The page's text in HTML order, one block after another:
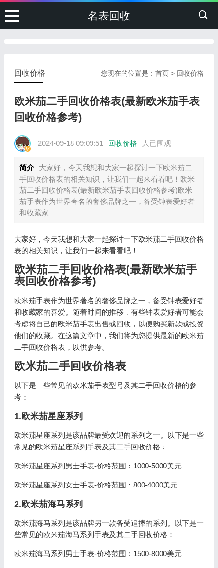
名表回收
您现在的位置是：首页 > 回收价格
回收价格
欧米茄二手回收价格表(最新欧米茄手表
回收价格参考)
2024-09-18 09:09:51 回收价格 人已围观
简介
大家好，今天我想和大家一起探讨一下欧米茄二
手回收价格表的相关知识，让我们一起来看看吧！欧米
茄二手回收价格表(最新欧米茄手表回收价格参考)欧米
茄手表作为世界著名的奢侈品牌之一，备受钟表爱好者
和收藏家
大家好，今天我想和大家一起探讨一下欧米茄二手回收价格
表的相关知识，让我们一起来看看吧！
欧米茄二手回收价格表(最新欧米茄手
表回收价格参考)
欧米茄手表作为世界著名的奢侈品牌之一，备受钟表爱好者
和收藏家的喜爱。随着时间的推移，有些钟表爱好者可能会
考虑将自己的欧米茄手表出售或回收，以便购买新款或投资
他们的收藏。在这篇文章中，我们将为您提供最新的欧米茄
二手回收价格表，以供参考。
欧米茄二手回收价格表
以下是一些常见的欧米茄手表型号及其二手回收价格的参
考：
1.欧米茄星座系列
欧米茄星座系列是该品牌最受欢迎的系列之一。以下是一些
常见的欧米茄星座系列手表及其二手回收价格：
欧米茄星座系列男士手表-价格范围：1000-5000美元
欧米茄星座系列女士手表-价格范围：800-4000美元
2.欧米茄海马系列
欧米茄海马系列是该品牌另一款备受追捧的系列。以下是一
些常见的欧米茄海马系列手表及其二手回收价格：
欧米茄海马系列男士手表-价格范围：1500-8000美元